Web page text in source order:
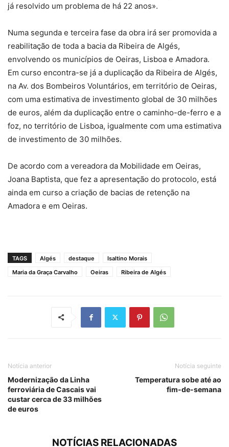
já resolvido um problema de há 22 anos».
Numa segunda e terceira fase da obra irá ser promovida a
reabilitação de toda a bacia da Ribeira de Algés,
envolvendo os municípios de Oeiras, Lisboa e Amadora.
Em curso encontra-se já a duplicação da Ribeira de Algés,
na Av. dos Bombeiros Voluntários, em território de Oeiras,
com uma estimativa de investimento global de 30 milhões
de euros, além da duplicação entre o caminho-de-ferro e a
foz, no território de Lisboa, igualmente com uma estimativa
de investimento de 30 milhões.
De acordo com a vereadora da Mobilidade em Oeiras,
Joana Baptista, que fez a apresentação do protocolo, está
ainda em curso a criação de bacias de retenção na
Amadora e em Oeiras.
TAGS Algés destaque
Isaltino Morais
Maria da Graça Carvalho
Oeiras Ribeira de Algés
Notícia anterior
Modernização da Linha
ferroviária de Cascais vai
custar cerca de 33 milhões
de euros
Notícia seguinte
Temperatura sobe até ao
fim-de-semana
NOTÍCIAS RELACIONADAS